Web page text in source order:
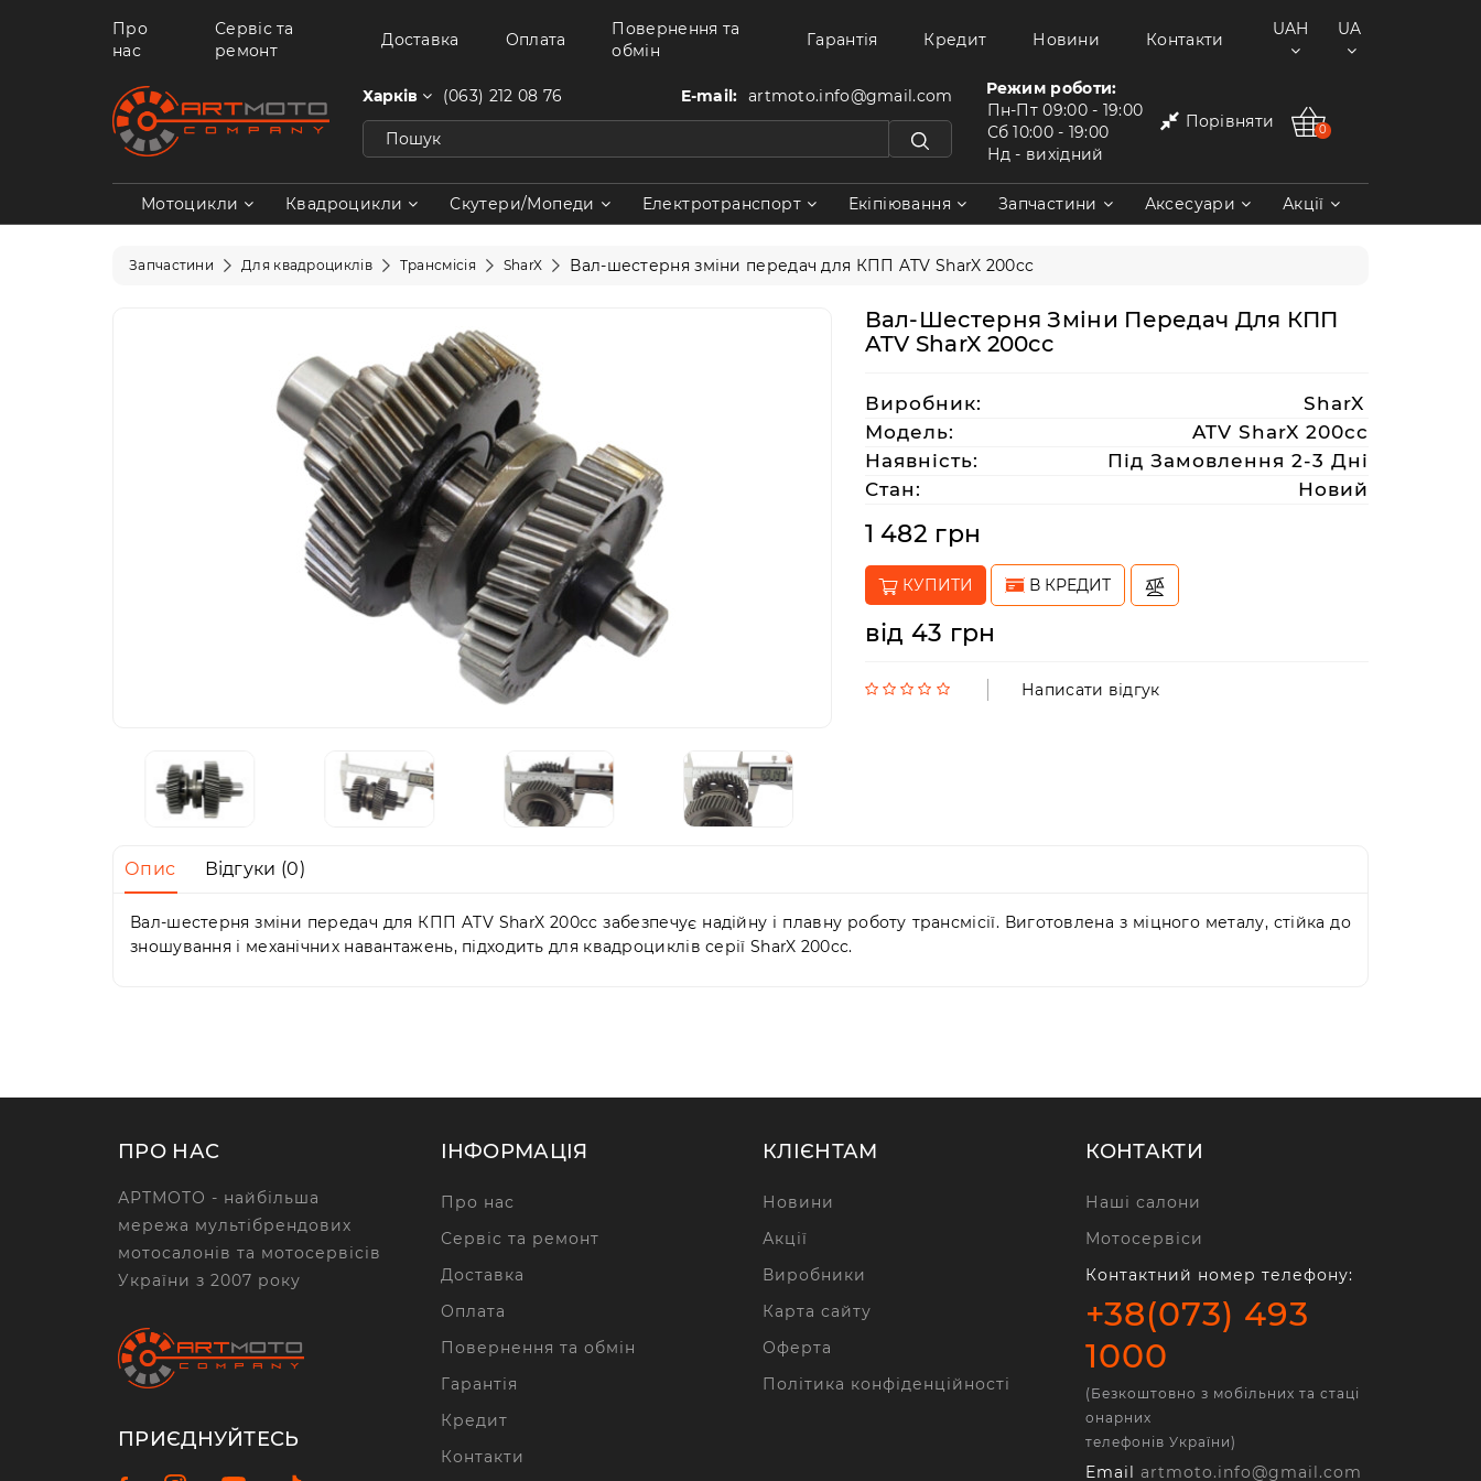
Про
нас
Сервіс та
ремонт
Доставка Оплата
Повернення та
обмін
Гарантія Кредит Новини Контакти
UAH UA
Харків (063) 212 08 76 E-mail: artmoto.info@gmail.com
Режим роботи:
Пн-Пт 09:00 - 19:00
Сб 10:00 - 19:00
Нд - вихідний
Порівняти 0
Мотоцикли Квадроцикли Скутери/Мопеди Електротранспорт Екіпіювання Запчастини Аксесуари Акції
Запчастини Для квадроциклів Трансмісія SharX Вал-шестерня зміни передач для КПП ATV SharX 200cc
Вал-Шестерня Зміни Передач Для КПП
ATV SharX 200cc
Виробник:
SharX
Модель:
ATV SharX 200сс
Наявність:
Під Замовлення 2-3 Дні
Стан:
Новий
1 482 грн
КУПИТИ В КРЕДИТ
від 43 грн
Написати відгук
Опис Відгуки (0)
Вал-шестерня зміни передач для КПП ATV SharX 200cc забезпечує надійну і плавну роботу трансмісії. Виготовлена з міцного металу, стійка до
зношування і механічних навантажень, підходить для квадроциклів серії SharX 200cc.
ПРО НАС
АРТМОТО - найбільша
мережа мультібрендових
мотосалонів та мотосервісів
України з 2007 року
ПРИЄДНУЙТЕСЬ
ІНФОРМАЦІЯ
Про нас
Сервіс та ремонт
Доставка
Оплата
Повернення та обмін
Гарантія
Кредит
Контакти
КЛІЄНТАМ
Новини
Акції
Виробники
Карта сайту
Оферта
Політика конфіденційності
КОНТАКТИ
Наші салони
Мотосервіси
Контактний номер телефону:
+38(073) 493
1000
(Безкоштовно з мобільних та стаці
онарних
телефонів України)
Email artmoto.info@gmail.com